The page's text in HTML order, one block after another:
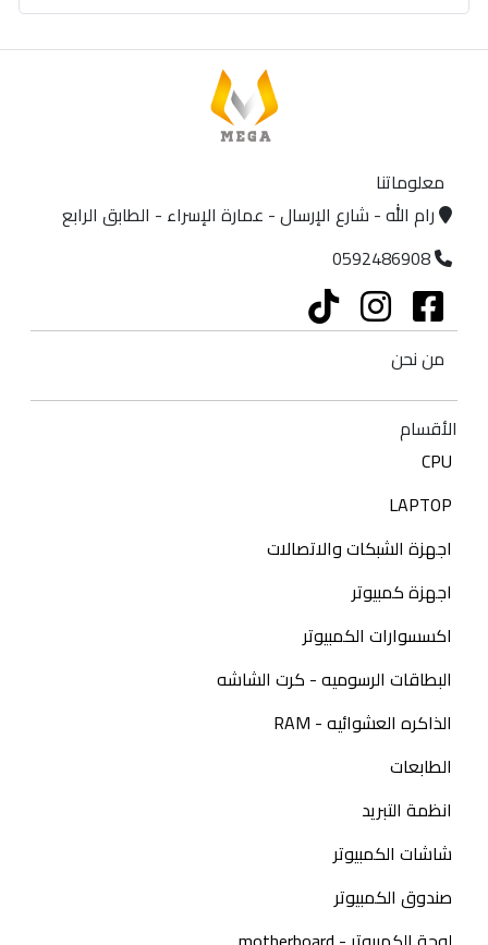
معلوماتنا
رام الله - شارع الإرسال - عمارة الإسراء - الطابق الرابع
0592486908
من نحن
الأقسام
CPU
LAPTOP
اجهزة الشبكات والاتصالات
اجهزة كمبيوتر
اكسسوارات الكمبيوتر
البطاقات الرسوميه - كرت الشاشه
الذاكره العشوائيه - RAM
الطابعات
انظمة التبريد
شاشات الكمبيوتر
صندوق الكمبيوتر